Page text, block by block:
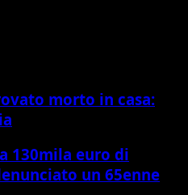
morto in casa:
130mila euro di
un 65enne